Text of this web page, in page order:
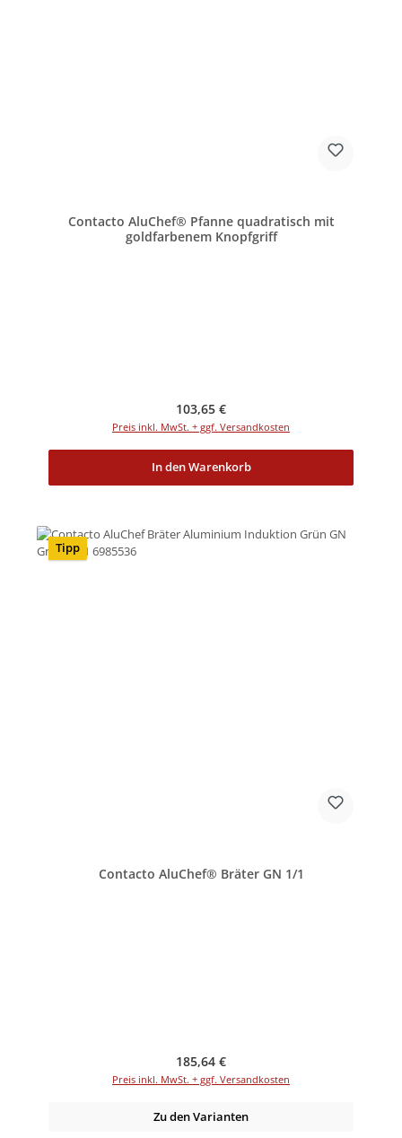
Contacto AluChef® Pfanne quadratisch mit
goldfarbenem Knopfgriff
Regulärer Preis:
103,65 €
Preis inkl. MwSt. + ggf. Versandkosten
In den Warenkorb
Tipp
Contacto AluChef® Bräter GN 1/1
Regulärer Preis:
185,64 €
Preis inkl. MwSt. + ggf. Versandkosten
Zu den Varianten